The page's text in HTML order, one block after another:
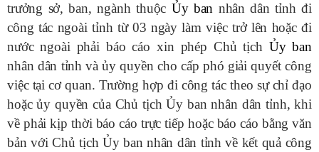
trưởng sở, ban, ngành thuộc Ủy ban nhân dân tỉnh đi
công tác ngoài tỉnh từ 03 ngày làm việc trở lên hoặc đi
nước ngoài phải báo cáo xin phép Chủ tịch Ủy ban
nhân dân tỉnh và ủy quyền cho cấp phó giải quyết công
việc tại cơ quan. Trường hợp đi công tác theo sự chỉ đạo
hoặc ủy quyền của Chủ tịch Ủy ban nhân dân tỉnh, khi
về phải kịp thời báo cáo trực tiếp hoặc báo cáo bằng văn
bản với Chủ tịch Ủy ban nhân dân tỉnh về kết quả công